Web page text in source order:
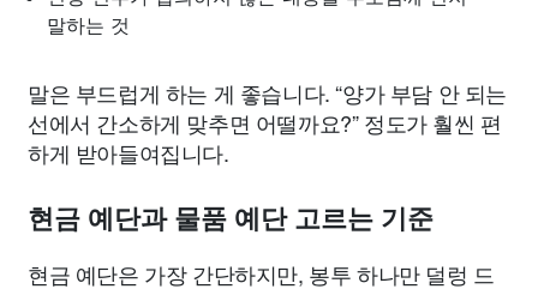
말하는 것
말은 부드럽게 하는 게 좋습니다. “양가 부담 안 되는
선에서 간소하게 맞추면 어떨까요?” 정도가 훨씬 편
하게 받아들여집니다.
현금 예단과 물품 예단 고르는 기준
현금 예단은 가장 간단하지만, 봉투 하나만 덜렁 드